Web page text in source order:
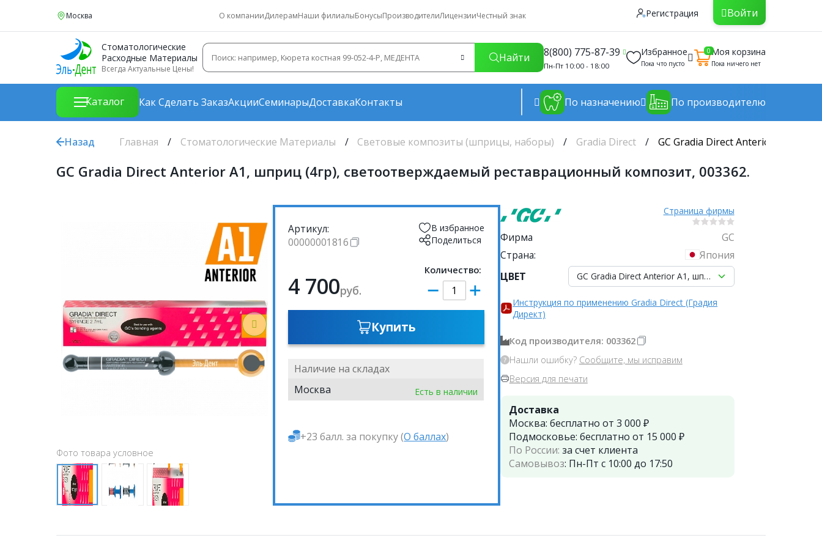
Москва О компанииДилерамНаши филиалыБонусыПроизводителиЛицензииЧестный знак Регистрация Войти
Стоматологические
Расходные Материалы
Всегда Актуальные Цены!
Найти 8(800) 775-87-39
Пн-Пт 10:00 - 18:00
Избранное
Пока что пусто
0Моя корзина
Пока ничего нет
Каталог Как Сделать ЗаказАкцииСеминарыДоставкаКонтакты По назначению По производителю
Назад Главная Стоматологические Материалы Световые композиты (шприцы, наборы) Gradia Direct GC Gradia Direct Anterior A1,
GC Gradia Direct Anterior A1, шприц (4гр), светоотверждаемый реставрационный композит, 003362.
Фото товара условное
Артикул:
00000001816
В избранное
Поделиться
4 700руб.
Количество:
Купить
Наличие на складах
Москва
Есть в наличии
+23 балл. за покупку (О баллах)
Страница фирмы
Фирма
GC
Страна:
Япония
ЦВЕТ
GC Gradia Direct Anterior A1, шприц (4гр),
Инструкция по применению Gradia Direct (Градия
Директ)
Код производителя: 003362
Нашли ошибку? Сообщите, мы исправим
Версия для печати
Доставка
Москва: бесплатно от 3 000 ₽
Подмосковье: бесплатно от 15 000 ₽
По России: за счет клиента
Самовывоз: Пн-Пт с 10:00 до 17:50